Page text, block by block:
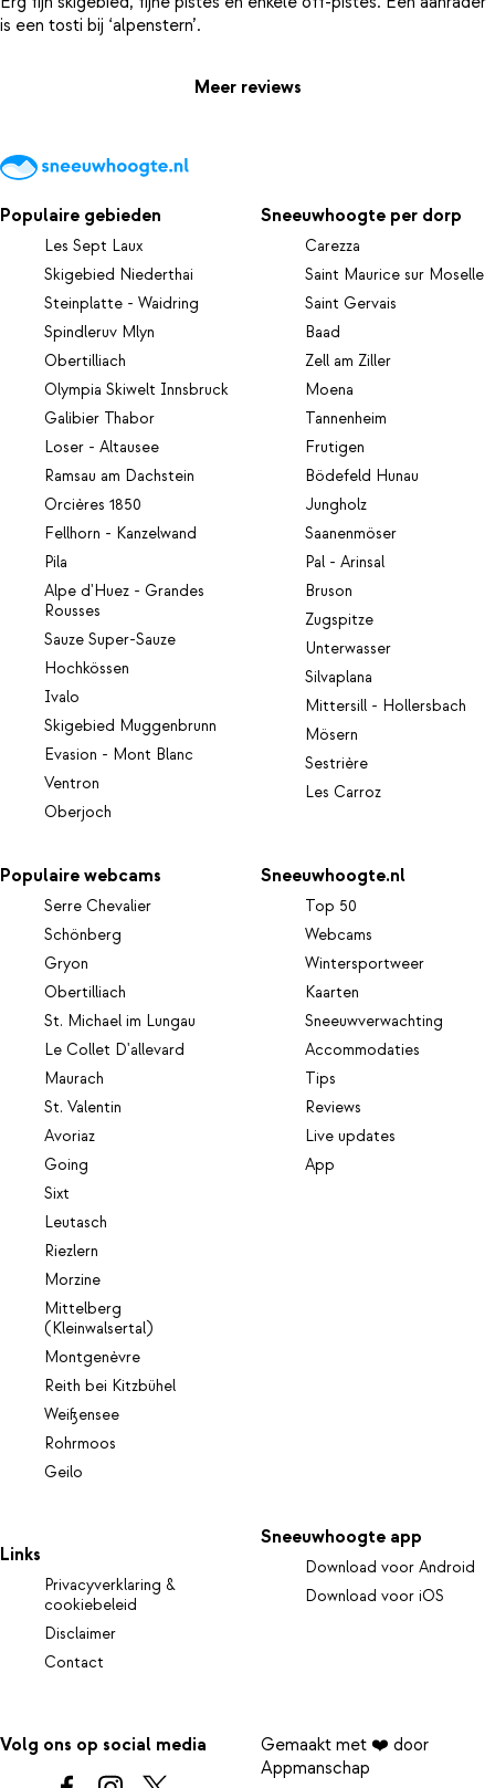
Meer reviews
Populaire gebieden
Les Sept Laux
Skigebied Niederthai
Steinplatte - Waidring
Spindleruv Mlyn
Obertilliach
Olympia Skiwelt Innsbruck
Galibier Thabor
Loser - Altausee
Ramsau am Dachstein
Orcières 1850
Fellhorn - Kanzelwand
Pila
Alpe d'Huez - Grandes
Rousses
Sauze Super-Sauze
Hochkössen
Ivalo
Skigebied Muggenbrunn
Evasion - Mont Blanc
Ventron
Oberjoch
Sneeuwhoogte per dorp
Carezza
Saint Maurice sur Moselle
Saint Gervais
Baad
Zell am Ziller
Moena
Tannenheim
Frutigen
Bödefeld Hunau
Jungholz
Saanenmöser
Pal - Arinsal
Bruson
Zugspitze
Unterwasser
Silvaplana
Mittersill - Hollersbach
Mösern
Sestrière
Les Carroz
Populaire webcams
Serre Chevalier
Schönberg
Gryon
Obertilliach
St. Michael im Lungau
Le Collet D'allevard
Maurach
St. Valentin
Avoriaz
Going
Sixt
Leutasch
Riezlern
Morzine
Mittelberg
(Kleinwalsertal)
Montgenèvre
Reith bei Kitzbühel
Weißensee
Rohrmoos
Geilo
Sneeuwhoogte.nl
Top 50
Webcams
Wintersportweer
Kaarten
Sneeuwverwachting
Accommodaties
Tips
Reviews
Live updates
App
Links
Privacyverklaring &
cookiebeleid
Disclaimer
Contact
Sneeuwhoogte app
Download voor Android
Download voor iOS
Volg ons op social media
Gemaakt met ❤️ door
Appmanschap